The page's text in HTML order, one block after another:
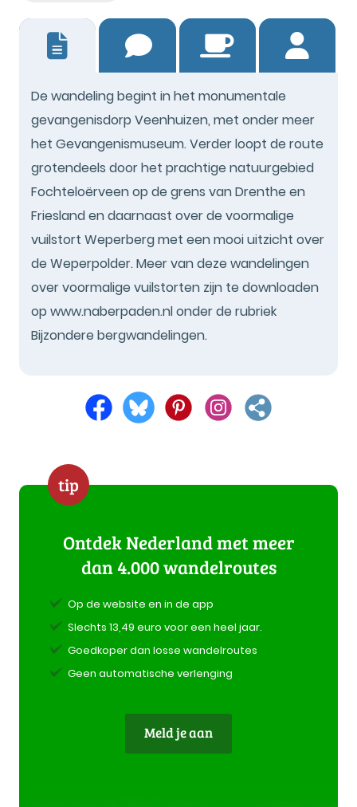
De wandeling begint in het monumentale
gevangenisdorp Veenhuizen, met onder meer
het Gevangenismuseum. Verder loopt de route
grotendeels door het prachtige natuurgebied
Fochteloërveen op de grens van Drenthe en
Friesland en daarnaast over de voormalige
vuilstort Weperberg met een mooi uitzicht over
de Weperpolder. Meer van deze wandelingen
over voormalige vuilstorten zijn te downloaden
op www.naberpaden.nl onder de rubriek
Bijzondere bergwandelingen.
tip
Ontdek Nederland met meer
dan 4.000 wandelroutes
Op de website en in de app
Slechts 13,49 euro voor een heel jaar.
Goedkoper dan losse wandelroutes
Geen automatische verlenging
Meld je aan